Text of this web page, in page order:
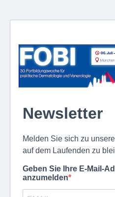
Newsletter
Melden Sie sich zu
auf dem Laufenden zu
Geben Sie Ihre E-Mail-
anzumelden